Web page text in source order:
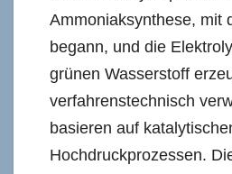
Ammoniaksynthese, mit
begann, und die
grünen Wasserstoff
verfahrenstechnisch
basieren auf
Hochdruckprozessen.